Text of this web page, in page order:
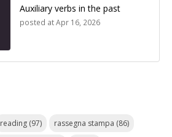
Auxiliary verbs in the past
posted atApr 16, 2026
reading (97) rassegna stampa (86)